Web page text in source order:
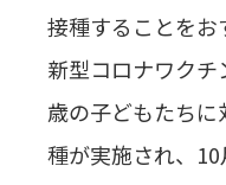
接種することをお
新型コロナワク
歳の子どもたち
種が実施され、